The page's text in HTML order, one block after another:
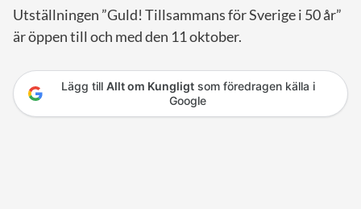
Utställningen ”Guld! Tillsammans för Sverige i 50 år”
är öppen till och med den 11 oktober.
Lägg till Allt om Kungligtsom föredragen källa i
Google